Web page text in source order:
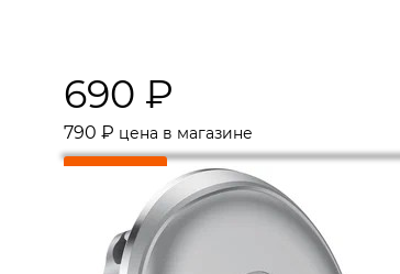
690 ₽
790 ₽ цена в магазине
Наличие в магазинах:
Показать